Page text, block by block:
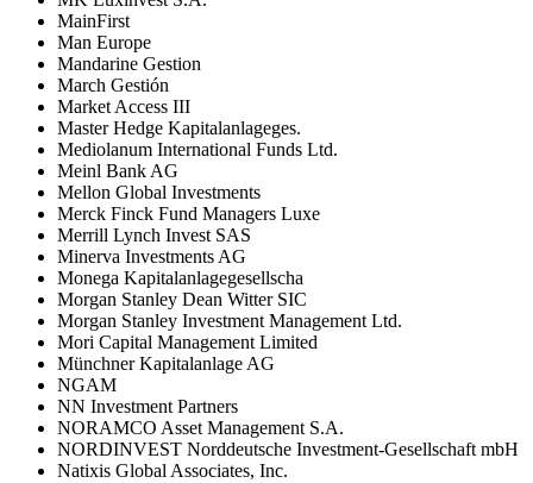
MainFirst
Man Europe
Mandarine Gestion
March Gestión
Market Access III
Master Hedge Kapitalanlageges.
Mediolanum International Funds Ltd.
Meinl Bank AG
Mellon Global Investments
Merck Finck Fund Managers Luxe
Merrill Lynch Invest SAS
Minerva Investments AG
Monega Kapitalanlagegesellscha
Morgan Stanley Dean Witter SIC
Morgan Stanley Investment Management Ltd.
Mori Capital Management Limited
Münchner Kapitalanlage AG
NGAM
NN Investment Partners
NORAMCO Asset Management S.A.
NORDINVEST Norddeutsche Investment-Gesellschaft mbH
Natixis Global Associates, Inc.